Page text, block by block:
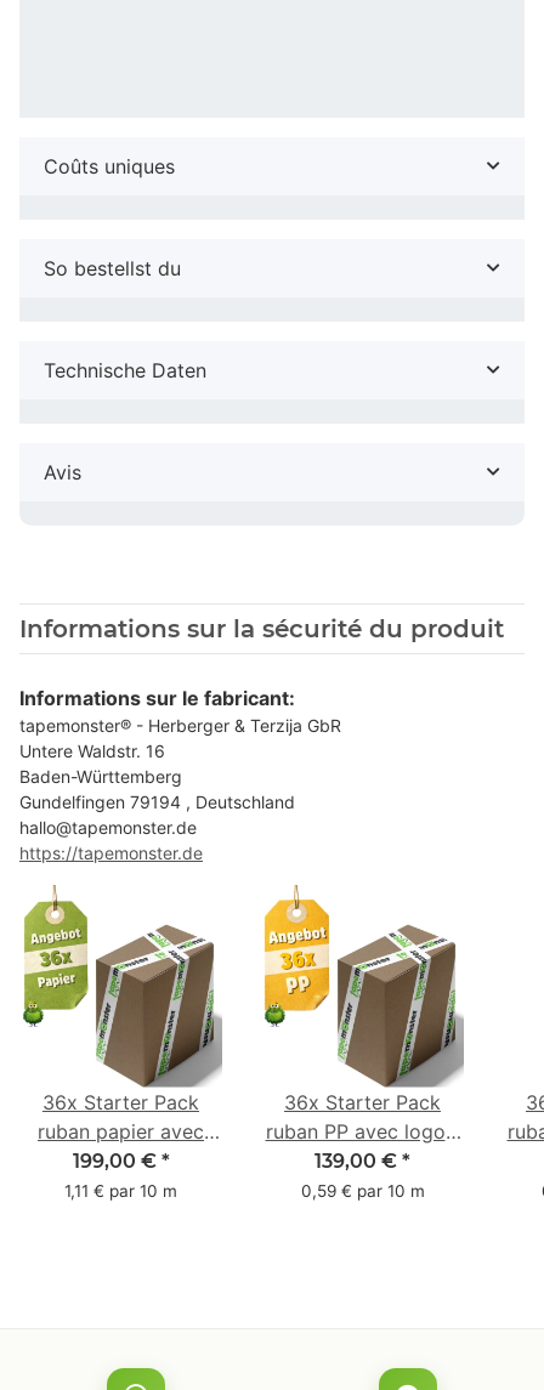
Coûts uniques
So bestellst du
Technische Daten
Avis
Informations sur la sécurité du produit
Informations sur le fabricant:
tapemonster® - Herberger & Terzija GbR
Untere Waldstr. 16
Baden-Württemberg
Gundelfingen 79194 , Deutschland
hallo@tapemonster.de
https://tapemonster.de
36x Starter Pack
ruban papier avec
logo - 1 couleur - 50
mm x 50 m -
199,00 € *
1,11 € par 10 m
36x Starter Pack
ruban PP avec logo -
1 couleur - 48 mm x
66 m
139,00 € *
0,59 € par 10 m